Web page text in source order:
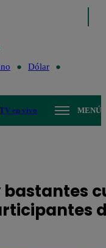
Dólar
TV en vivo MENÚ